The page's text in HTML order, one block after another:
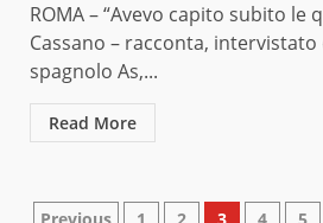
ROMA – “Avevo capito subito le
Cassano – racconta,
spagnolo As,...
Read More